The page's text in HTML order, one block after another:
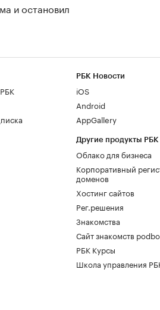
и остановил
РБК Новости
iOS
Android
AppGallery
Другие продукты РБК
Облако для бизнеса
Корпоративный
доменов
Хостинг сайтов
Рег.решения
Знакомства
Сайт знакомств
РБК Курсы
Школа управления